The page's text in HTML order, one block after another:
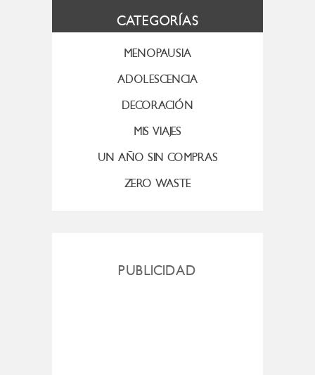
CATEGORÍAS
MENOPAUSIA
ADOLESCENCIA
DECORACIÓN
MIS VIAJES
UN AÑO SIN COMPRAS
ZERO WASTE
PUBLICIDAD